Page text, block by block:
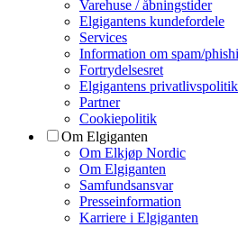
Varehuse / åbningstider
Elgigantens kundefordele
Services
Information om spam/
Fortrydelsesret
Elgigantens privatlivspolitik
Partner
Cookiepolitik
Om Elgiganten
Om Elkjøp Nordic
Om Elgiganten
Samfundsansvar
Presseinformation
Karriere i Elgiganten